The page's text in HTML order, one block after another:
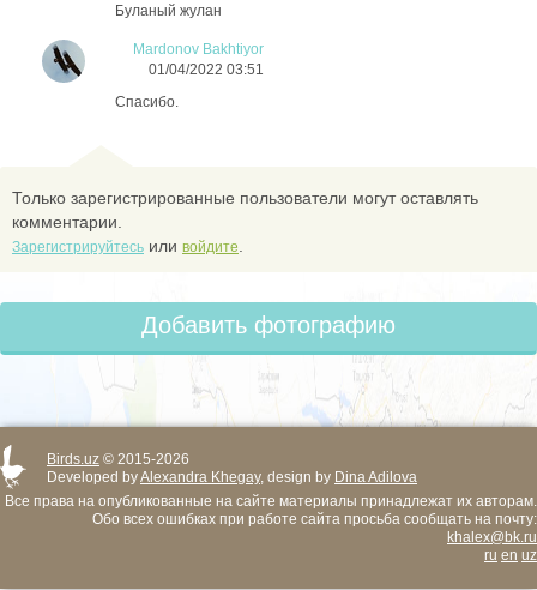
Буланый жулан
Mardonov Bakhtiyor
01/04/2022 03:51
Спасибо.
Только зарегистрированные пользователи могут оставлять
комментарии.
Зарегистрируйтесь или войдите
Добавить фотографию
Birds.uz © 2015-2026
Developed byAlexandra Khegay, design by Dina Adilova
Все права на опубликованные на сайте материалы принадлежат их авторам.
Обо всех ошибках при работе сайта просьба сообщать на почту:
khalex@bk.ru
ru en uz